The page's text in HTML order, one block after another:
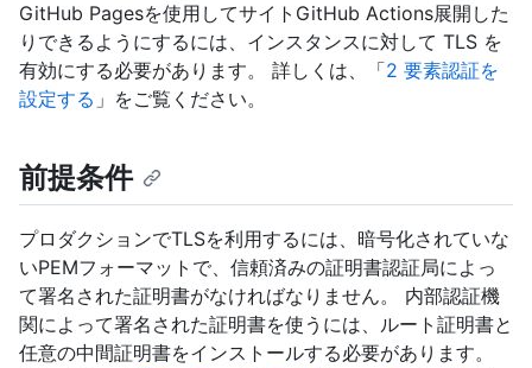
GitHub Pagesを使用してサイトGitHub Actions展開した
りできるようにするには、インスタンスに対して TLS を
有効にする必要があります。 詳しくは、「2 要素認証を
設定する 」をご覧ください。
前提条件
プロダクションでTLSを利用するには、暗号化されていな
いPEMフォーマットで、信頼済みの証明書認証局によっ
て署名された証明書がなければなりません。 内部認証機
関によって署名された証明書を使うには、ルート証明書と
任意の中間証明書をインストールする必要があります。